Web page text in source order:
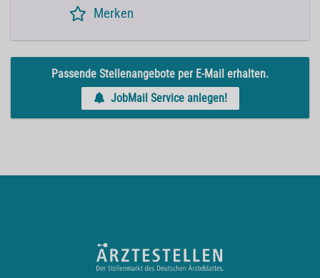
Merken
Passende Stellenangebote per E-Mail erhalten.
JobMail Service anlegen!